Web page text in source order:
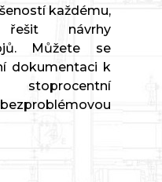
každému,
návrhy
Můžete se
dokumentaci k
stoprocentní